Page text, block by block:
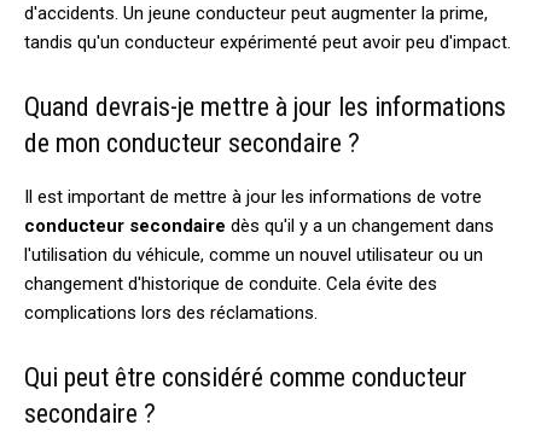
d'accidents. Un jeune conducteur peut augmenter la prime,
tandis qu'un conducteur expérimenté peut avoir peu d'impact.
Quand devrais-je mettre à jour les informations
de mon conducteur secondaire ?
Il est important de mettre à jour les informations de votre
conducteur secondaire dès qu'il y a un changement dans
l'utilisation du véhicule, comme un nouvel utilisateur ou un
changement d'historique de conduite. Cela évite des
complications lors des réclamations.
Qui peut être considéré comme conducteur
secondaire ?